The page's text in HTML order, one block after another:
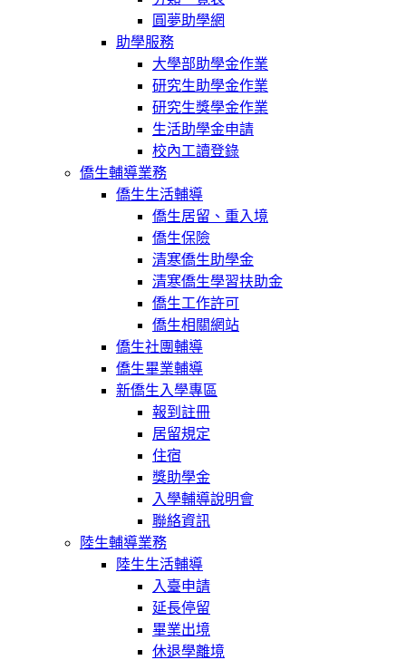
圓夢助學網
助學服務
大學部助學金作業
研究生助學金作業
研究生獎學金作業
生活助學金申請
校內工讀登錄
僑生輔導業務
僑生生活輔導
僑生居留、重入境
僑生保險
清寒僑生助學金
清寒僑生學習扶助金
僑生工作許可
僑生相關網站
僑生社團輔導
僑生畢業輔導
新僑生入學專區
報到註冊
居留規定
住宿
獎助學金
入學輔導說明會
聯絡資訊
陸生輔導業務
陸生生活輔導
入臺申請
延長停留
畢業出境
休退學離境